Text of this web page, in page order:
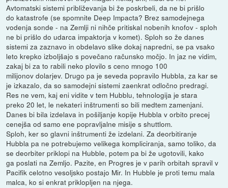
Avtomatski sistemi približevanja bi že poskrbeli, da ne bi prišlo
do katastrofe (se spomnite Deep Impacta? Brez samodejnega
vodenja sonde - na Zemlji ni nihče pritiskal nobenih knofov - sploh
ne bi prišlo do udarca impaktorja v komet). Sploh so že danes
sistemi za zaznavo in obdelavo slike dokaj napredni, se pa vsako
leto krepko izboljšajo s povečano računsko močjo. In jaz ne vidim,
zakaj bi za to rabili neko plovilo s ceno mnogo 100
milijonov dolarjev. Drugo pa je seveda popravilo Hubbla, za kar se
je izkazalo, da so samodejni sistemi zaenkrat odločno predragi.
Res ne vem, kaj eni vidite v tem Hubblu, tehnologija je stara
preko 20 let, le nekateri inštrumenti so bili medtem zamenjani.
Danes bi bila izdelava in pošiljanje kopije Hubbla v orbito precej
cenejša od samo ene popravljalne misije s shuttlom.
Sploh, ker so glavni inštrumenti že izdelani. Za deorbitiranje
Hubbla pa ne potrebujemo velikega kompliciranja, samo toliko, da
se deorbiter priklopi na Hubble, potem pa bi že ugotovili, kako
ga poslati na Zemljo. Pazite, en Progres je v parih orbitah spravil v
Pacifik celotno vesoljsko postajo Mir. In Hubble je proti temu mala
malca, ko si enkrat priklopljen na njega.